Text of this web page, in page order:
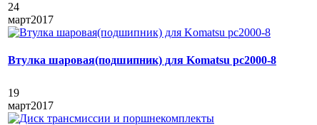
24
март2017
Втулка шаровая(подшипник) для Komatsu pc2000-8
19
март2017